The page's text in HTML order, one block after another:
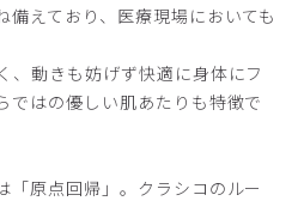
備えており、医療現場においても
、動きも妨げず快適に身体にフ
ではの優しい肌あたりも特徴で
「原点回帰」。クラシコのルー